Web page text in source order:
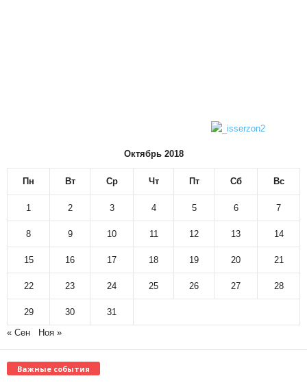
Октябрь 2018
Пн Вт Ср Чт Пт Сб Вс
1 2 3 4 5 6 7
8 9 10 11 12 13 14
15 16 17 18 19 20 21
22 23 24 25 26 27 28
29 30
31
« Сен
Ноя »
Важные события